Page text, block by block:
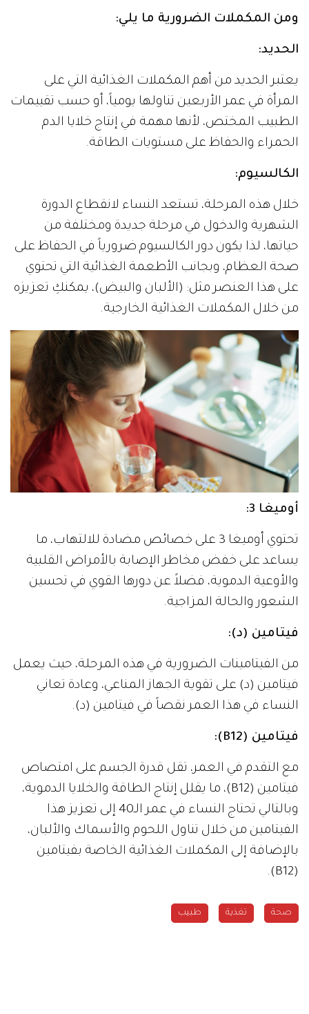
ومن المكملات الضرورية ما يلي:
الحديد:
يعتبر الحديد من أهم المكملات الغذائية التي على
المرأة في عمر الأربعين تناولها يومياً، أو حسب تقييمات
الطبيب المختص، لأنها مهمة في إنتاج خلايا الدم
الحمراء والحفاظ على مستويات الطاقة.
الكالسيوم:
خلال هذه المرحلة، تستعد النساء لانقطاع الدورة
الشهرية والدخول في مرحلة جديدة ومختلفة من
حياتها، لذا يكون دور الكالسيوم ضرورياً في الحفاظ على
صحة العظام، وبجانب الأطعمة الغذائية التي تحتوي
على هذا العنصر مثل: (الألبان والبيض)، يمكنكِ تعزيزه
من خلال المكملات الغذائية الخارجية.
أوميغا 3:
تحتوي أوميغا 3 على خصائص مضادة للالتهاب، ما
يساعد على خفض مخاطر الإصابة بالأمراض القلبية
والأوعية الدموية، فضلاً عن دورها القوي في تحسين
الشعور والحالة المزاجية.
فيتامين (د):
من الفيتامينات الضرورية في هذه المرحلة، حيث يعمل
فيتامين (د) على تقوية الجهاز المناعي، وعادة تعاني
النساء في هذا العمر نقصاً في فيتامين (د).
فيتامين (B12):
مع التقدم في العمر، تقل قدرة الجسم على امتصاص
فيتامين (B12)، ما يقلل إنتاج الطاقة والخلايا الدموية،
وبالتالي تحتاج النساء في عمر الـ40 إلى تعزيز هذا
الفيتامين من خلال تناول اللحوم والأسماك والألبان،
بالإضافة إلى المكملات الغذائية الخاصة بفيتامين
(B12).
صحة تغذية طبيب